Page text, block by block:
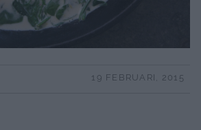
19 FEBRUARI, 2015